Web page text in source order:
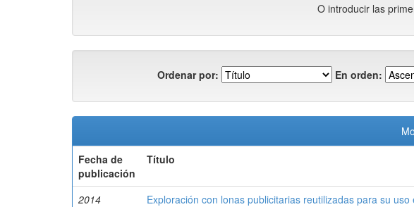
O introducir las
Ordenar por: En orden:
Fecha de
publicación
Título
2014 Exploración con lonas publicitarias reutilizadas para su